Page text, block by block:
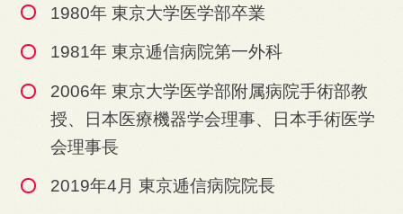
1980年 東京大学医学部卒業
1981年 東京逓信病院第一外科
2006年 東京大学医学部附属病院手術部教
授、日本医療機器学会理事、日本手術医学
会理事長
2019年4月 東京逓信病院院長